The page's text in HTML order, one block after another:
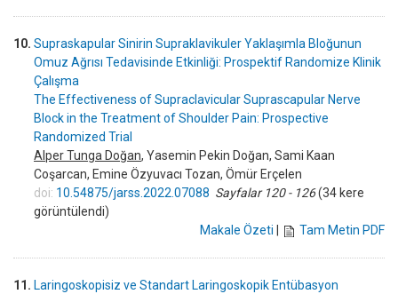
10. Supraskapular Sinirin Supraklavikuler Yaklaşımla Bloğunun
Omuz Ağrısı Tedavisinde Etkinliği: Prospektif Randomize Klinik
Çalışma
The Effectiveness of Supraclavicular Suprascapular Nerve
Block in the Treatment of Shoulder Pain: Prospective
Randomized Trial
Alper Tunga Doğan, Yasemin Pekin Doğan, Sami Kaan
Coşarcan, Emine Özyuvacı Tozan, Ömür Erçelen
doi: 10.54875/jarss.2022.07088 Sayfalar 120 - 126(34 kere
görüntülendi)
Makale Özeti
Tam Metin PDF
11. Laringoskopisiz ve Standart Laringoskopik Entübasyon